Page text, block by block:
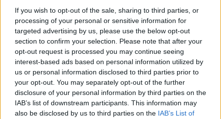
If you wish to opt-out of the sale, sharing to third parties, or
processing of your personal or sensitive information for
targeted advertising by us, please use the below opt-out
section to confirm your selection. Please note that after your
opt-out request is processed you may continue seeing
interest-based ads based on personal information utilized by
us or personal information disclosed to third parties prior to
your opt-out. You may separately opt-out of the further
disclosure of your personal information by third parties on the
IAB’s list of downstream participants. This information may
also be disclosed by us to third parties on the IAB’s List of
VAGY